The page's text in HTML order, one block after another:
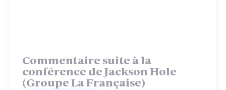
Commentaire suite à la
conférence de Jackson Hole
(Groupe La Française)